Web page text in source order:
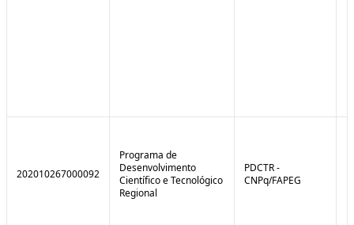
202010267000092
Programa de
Desenvolvimento
Científico e Tecnológico
Regional
PDCTR -
CNPq/FAPEG